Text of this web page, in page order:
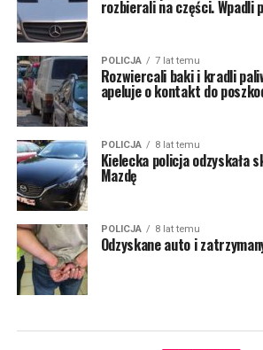
rozbierali na części. Wpadli
POLICJA 7 lat temu
Rozwiercali baki i kradli
apeluje o kontakt do
POLICJA 8 lat temu
Kielecka policja odzyskała
Mazdę
POLICJA 8 lat temu
Odzyskane auto i